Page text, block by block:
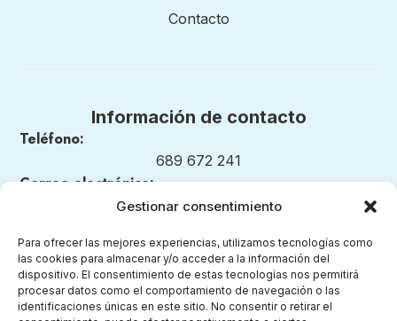
Gestionar consentimiento
Para ofrecer las mejores experiencias, utilizamos tecnologías como
las cookies para almacenar y/o acceder a la información del
dispositivo. El consentimiento de estas tecnologías nos permitirá
procesar datos como el comportamiento de navegación o las
identificaciones únicas en este sitio. No consentir o retirar el
Contacto
Información de contacto
Teléfono:
689 672 241
Correo electrónico:
nuestrosmomentosmontessori@gmail.com
Legal